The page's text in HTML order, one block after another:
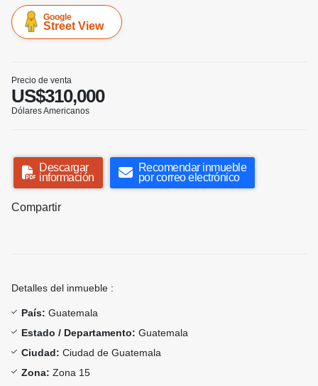
Google
Street View
Precio de venta
US$310,000
Dólares Americanos
Descargar
información
Recomendar inmueble
por correo electrónico
Compartir
Detalles del inmueble :
País: Guatemala
Estado / Departamento: Guatemala
Ciudad: Ciudad de Guatemala
Zona: Zona 15